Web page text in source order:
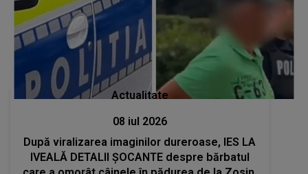
Actualitate
08 iul 2026
După viralizarea imaginilor dureroase, IES LA
IVEALĂ DETALII ȘOCANTE despre bărbatul